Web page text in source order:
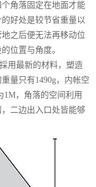
角落固定在地面才能
好处是较节省重量以
之后便无法再移动位
位置与角度。
用最新的材料，塑造
量只有1490g，内帐空
1M，角落的空间利用
二边出入口处皆能够